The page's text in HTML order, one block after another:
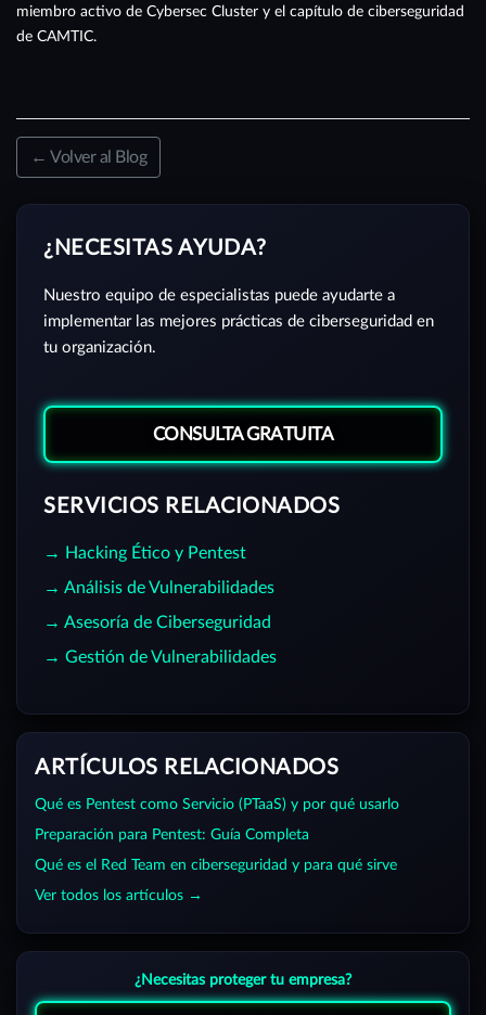
miembro activo de Cybersec Cluster y el capítulo de ciberseguridad
de CAMTIC.
← Volver al Blog
¿NECESITAS AYUDA?
Nuestro equipo de especialistas puede ayudarte a
implementar las mejores prácticas de ciberseguridad en
tu organización.
CONSULTA GRATUITA
SERVICIOS RELACIONADOS
→ Hacking Ético y Pentest
→ Análisis de Vulnerabilidades
→ Asesoría de Ciberseguridad
→ Gestión de Vulnerabilidades
ARTÍCULOS RELACIONADOS
Qué es Pentest como Servicio (PTaaS) y por qué usarlo
Preparación para Pentest: Guía Completa
Qué es el Red Team en ciberseguridad y para qué sirve
Ver todos los artículos →
¿Necesitas proteger tu empresa?